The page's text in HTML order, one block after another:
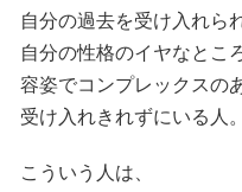
自分の過去を受け入れら
自分の性格のイヤなとこ
容姿でコンプレックスの
受け入れきれずにいる人。
こういう人は、